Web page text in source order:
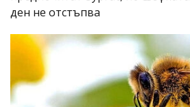
ден не отстъпва